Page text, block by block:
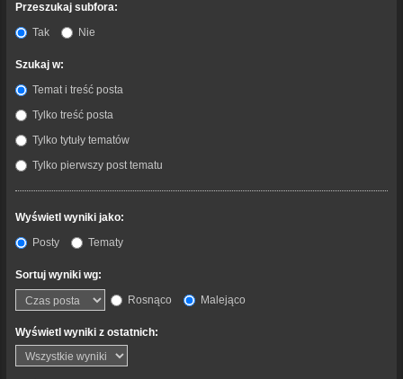
Przeszukaj subfora:
Tak
Nie
Szukaj w:
Temat i treść posta
Tylko treść posta
Tylko tytuły tematów
Tylko pierwszy post tematu
Wyświetl wyniki jako:
Posty
Tematy
Sortuj wyniki wg:
Rosnąco
Malejąco
Wyświetl wyniki z ostatnich: